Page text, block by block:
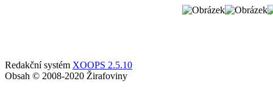
Redakční systém XOOPS 2.5.10
Obsah © 2008-2020 Žirafoviny